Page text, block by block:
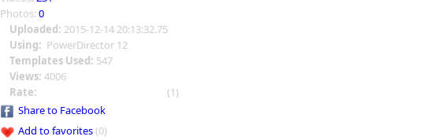
Photos: 0
Uploaded: 2015-12-14 20:13:32.75
Using: PowerDirector 12
Templates Used: 547
Views: 4006
Rate:
(1)
Share to Facebook
Add to favorites(0)